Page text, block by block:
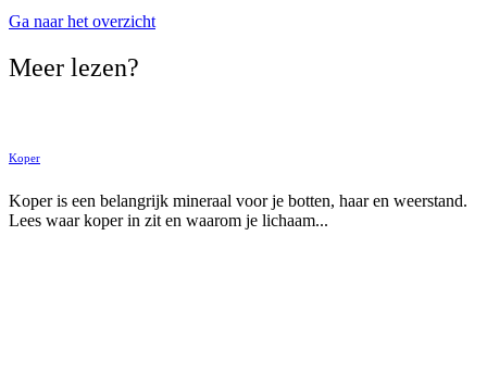
Ga naar het overzicht
Meer lezen?
Koper
Koper is een belangrijk mineraal voor je botten, haar en weerstand.
Lees waar koper in zit en waarom je lichaam...